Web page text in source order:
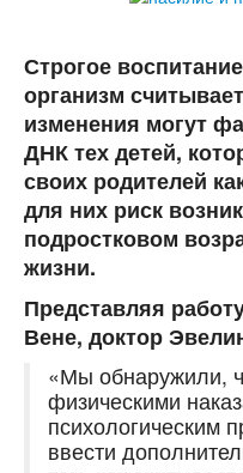
Строгое
организм
изменения могут
ДНК тех детей,
своих родителей
для них риск
подростковом
жизни.
Представляя
Вене, доктор
«Мы обнаружили,
физическими
психологическим
ввести